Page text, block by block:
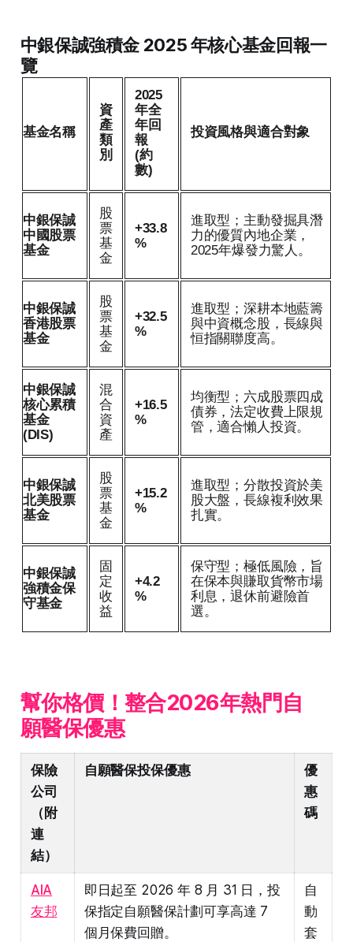
中銀保誠強積金 2025 年核心基金回報一
覽
基金名稱
資
產
類
別
2025
年全
年回
報
(約
數)
投資風格與適合對象
中銀保誠
中國股票
基金
股
票
基
金
+33.8
%
進取型；主動發掘具潛
力的優質內地企業，
2025年爆發力驚人。
中銀保誠
香港股票
基金
股
票
基
金
+32.5
%
進取型；深耕本地藍籌
與中資概念股，長線與
恒指關聯度高。
中銀保誠
核心累積
基金
(DIS)
混
合
資
產
+16.5
%
均衡型；六成股票四成
債券，法定收費上限規
管，適合懶人投資。
中銀保誠
北美股票
基金
股
票
基
金
+15.2
%
進取型；分散投資於美
股大盤，長線複利效果
扎實。
中銀保誠
強積金保
守基金
固
定
收
益
+4.2
%
保守型；極低風險，旨
在保本與賺取貨幣市場
利息，退休前避險首
選。
幫你格價！整合2026年熱門自
願醫保優惠
保險
公司
（附
連
結）
自願醫保投保優惠
優
惠
碼
AIA
友邦
即日起至 2026 年 8 月 31 日，投
保指定自願醫保計劃可享高達 7
個月保費回贈。
自
動
套